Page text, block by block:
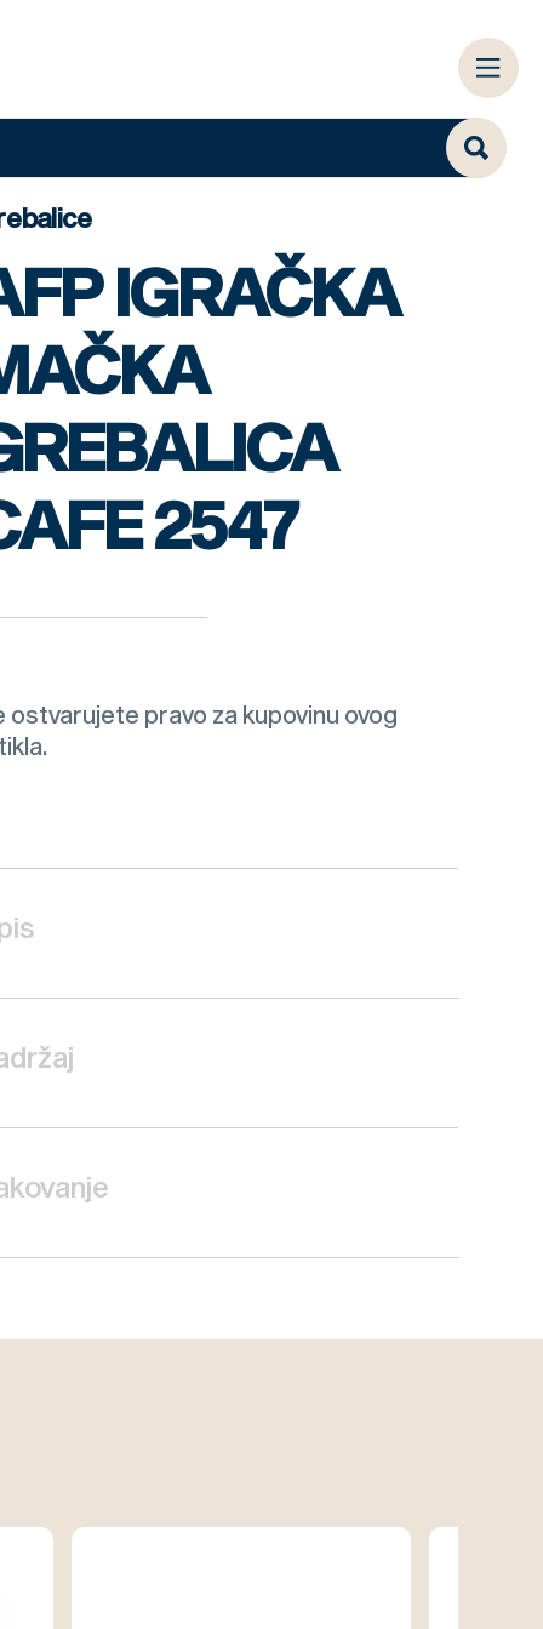
IGRAČKA
2547
ostvarujete pravo za kupovinu ovog